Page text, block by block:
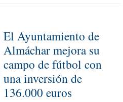
El Ayuntamiento de
Almáchar mejora su
campo de fútbol con
una inversión de
136.000 euros